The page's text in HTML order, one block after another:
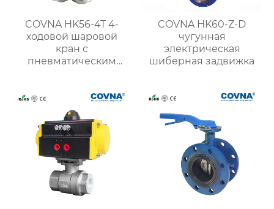
COVNA HK56-4T 4-
ходовой шаровой
кран с
пневматическим
COVNA HK60-Z-D
чугунная
электрическая
шиберная задвижка